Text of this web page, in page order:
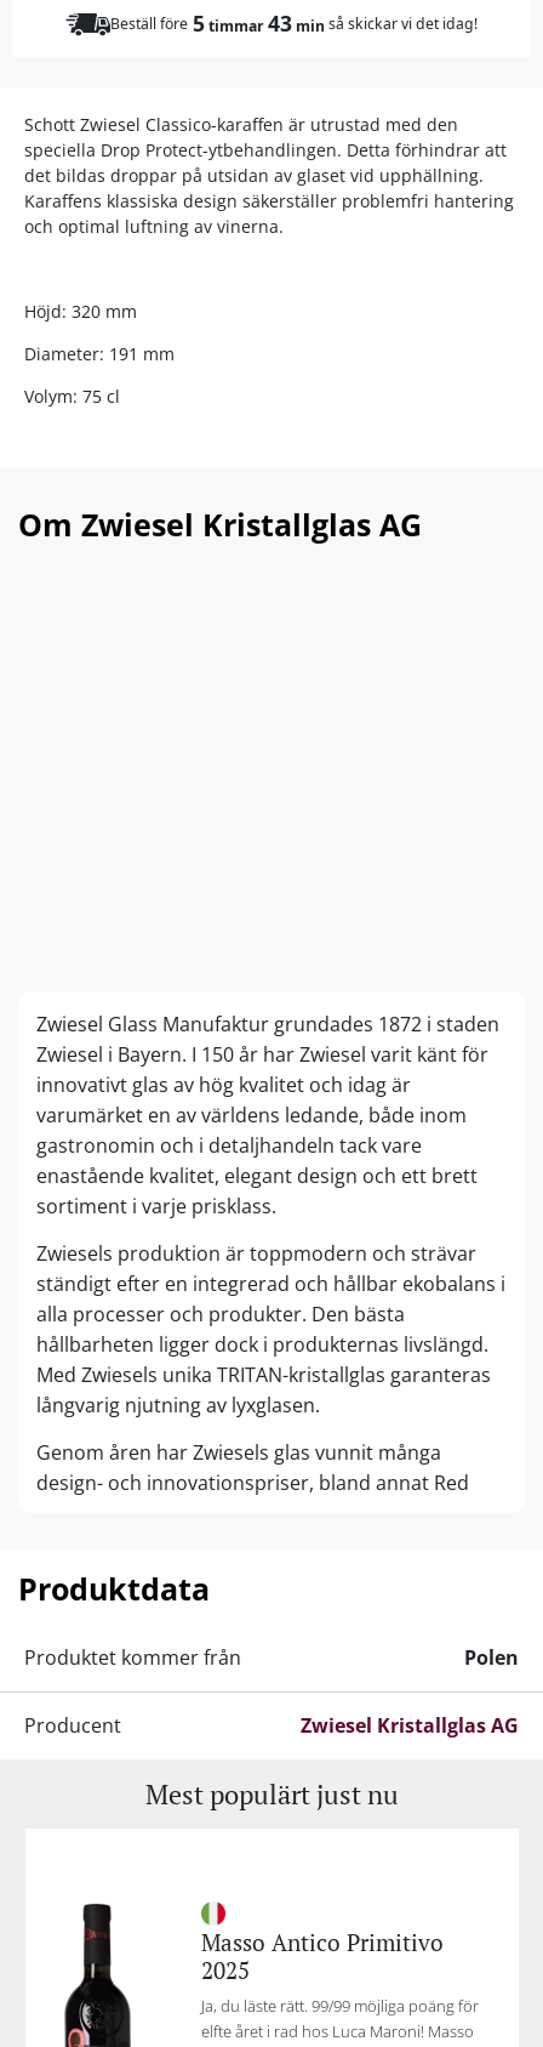
Beställ före 5timmar43min så skickar vi det idag!
Schott Zwiesel Classico-karaffen är utrustad med den
speciella Drop Protect-ytbehandlingen. Detta förhindrar att
det bildas droppar på utsidan av glaset vid upphällning.
Karaffens klassiska design säkerställer problemfri hantering
och optimal luftning av vinerna.
Höjd: 320 mm
Diameter: 191 mm
Volym: 75 cl
Om Zwiesel Kristallglas AG
Zwiesel Glass Manufaktur grundades 1872 i staden
Zwiesel i Bayern. I 150 år har Zwiesel varit känt för
innovativt glas av hög kvalitet och idag är
varumärket en av världens ledande, både inom
gastronomin och i detaljhandeln tack vare
enastående kvalitet, elegant design och ett brett
sortiment i varje prisklass.
Zwiesels produktion är toppmodern och strävar
ständigt efter en integrerad och hållbar ekobalans i
alla processer och produkter. Den bästa
hållbarheten ligger dock i produkternas livslängd.
Med Zwiesels unika TRITAN-kristallglas garanteras
långvarig njutning av lyxglasen.
Genom åren har Zwiesels glas vunnit många
design- och innovationspriser, bland annat Red
Alla glas tål maskindisk.
Produktdata
Produktet kommer från Polen
Producent Zwiesel Kristallglas AG
Mest populärt just nu
Masso Antico Primitivo
2025
Ja, du läste rätt. 99/99 möjliga poäng för
elfte året i rad hos Luca Maroni! Masso